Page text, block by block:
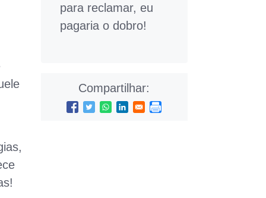
para reclamar, eu
pagaria o dobro!
Compartilhar: